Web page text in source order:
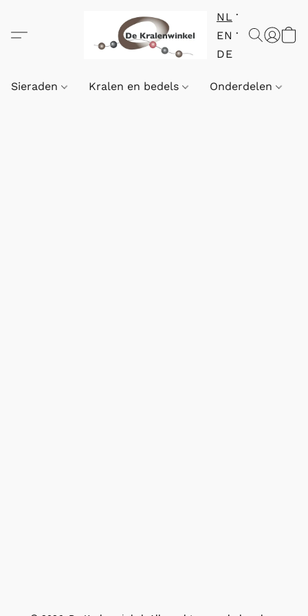
NL
EN
DE
Sieraden Kralen en bedels Onderdelen